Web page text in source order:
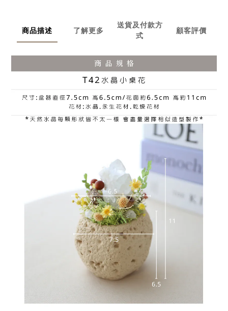
商品描述 了解更多
送貨及付款方
式
顧客評價